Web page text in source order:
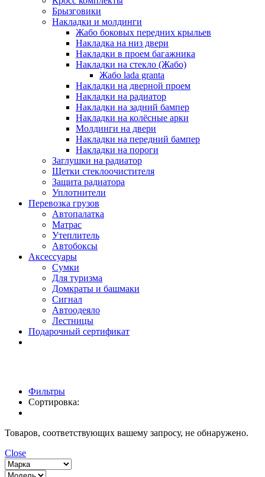
Брызговики
Накладки и молдинги
Жабо боковых передних крыльев
Накладка на низ двери
Накладки в проем багажника
Накладки на стекло (Жабо)
Жабо lada granta
Накладки на дверной проем
Накладки на радиатор
Накладки на задний бампер
Накладки на колёсные арки
Молдинги на двери
Накладки на передний бампер
Накладки на пороги
Заглушки на радиатор
Щетки стеклоочистителя
Защита радиатора
Уплотнители
Перевозка грузов
Автопалатка
Матрас
Утеплитель
Автобоксы
Аксессуары
Сумки
Для туризма
Домкраты и башмаки
Сигнал
Автоодеяло
Лестницы
Подарочный сертификат
Фильтры
Сортировка:
Товаров, соответствующих вашему запросу, не обнаружено.
Close